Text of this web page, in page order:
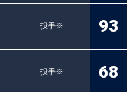
投手※
93
投手※
68